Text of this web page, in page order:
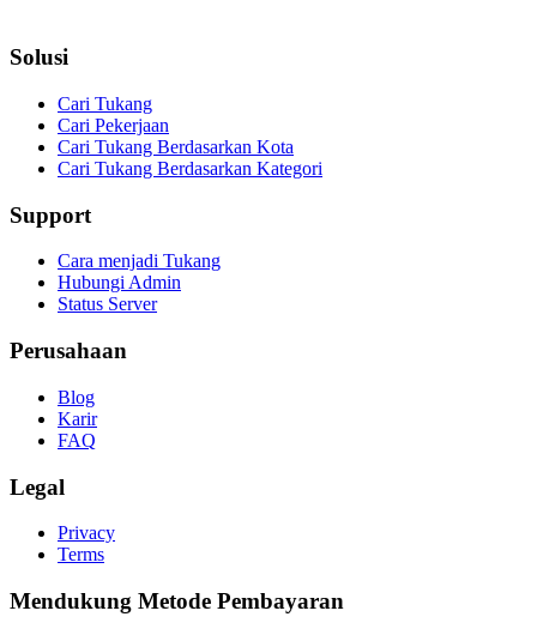
Solusi
Cari Tukang
Cari Pekerjaan
Cari Tukang Berdasarkan Kota
Cari Tukang Berdasarkan Kategori
Support
Cara menjadi Tukang
Hubungi Admin
Status Server
Perusahaan
Blog
Karir
FAQ
Legal
Privacy
Terms
Mendukung Metode Pembayaran